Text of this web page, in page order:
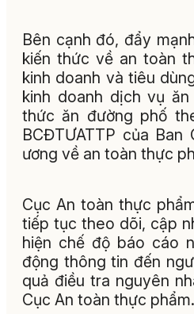
Bên cạnh đó, đẩy
kiến thức về an toàn
kinh doanh và tiêu
kinh doanh dịch vụ
thức ăn đường phố
BCĐTƯATTP của
ương về an toàn thực
Cục An toàn thực
tiếp tục theo dõi, cập
hiện chế độ báo cáo
động thông tin đến
quả điều tra nguyên
Cục An toàn thực phẩm.